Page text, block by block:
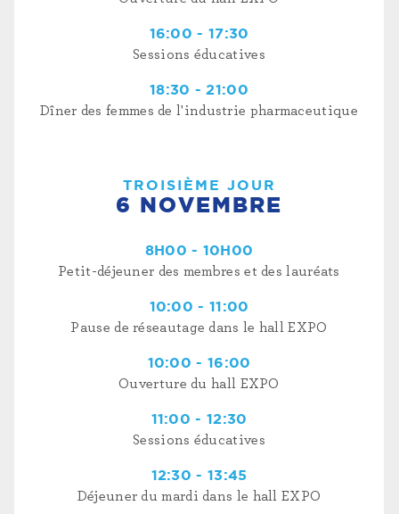
16:00 - 17:30
Sessions éducatives
18:30 - 21:00
Dîner des femmes de l'industrie pharmaceutique
TROISIÈME JOUR
6 NOVEMBRE
8H00 - 10H00
Petit-déjeuner des membres et des lauréats
10:00 - 11:00
Pause de réseautage dans le hall EXPO
10:00 - 16:00
Ouverture du hall EXPO
11:00 - 12:30
Sessions éducatives
12:30 - 13:45
Déjeuner du mardi dans le hall EXPO